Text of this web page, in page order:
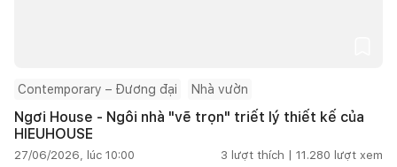
Contemporary – Đương đại Nhà vườn
Ngơi House - Ngôi nhà "vẽ trọn" triết lý thiết kế của
HIEUHOUSE
27/06/2026, lúc 10:00 3 lượt thích | 11.280 lượt xem